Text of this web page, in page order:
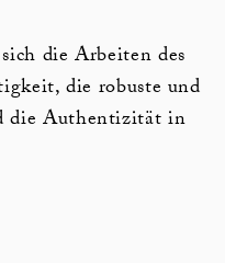
die Arbeiten des
die robuste und
die Authentizität in